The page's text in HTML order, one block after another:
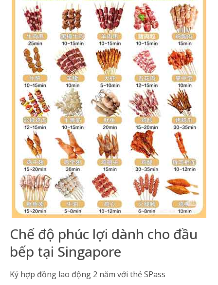
Chế độ phúc lợi dành cho đầu
bếp tại Singapore
Ký hợp đồng lao động 2 năm với thẻ SPass